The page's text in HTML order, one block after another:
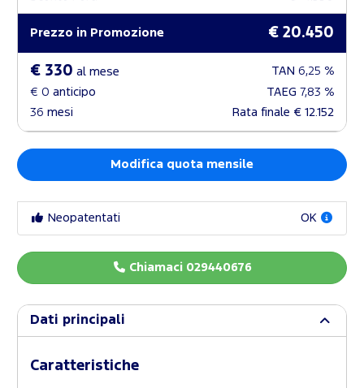
Prezzo in Promozione € 20.450
€ 330 al mese TAN 6,25 %
€ 0 anticipo TAEG 7,83 %
36 mesi Rata finale € 12.152
Modifica quota mensile
Neopatentati OK
Chiamaci 029440676
Dati principali
Caratteristiche